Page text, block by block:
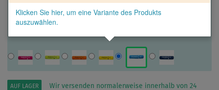
Klicken Sie hier, um eine Variante des Produkts
auszuwählen.
AUF LAGER
Wir versenden normalerweise innerhalb von 24